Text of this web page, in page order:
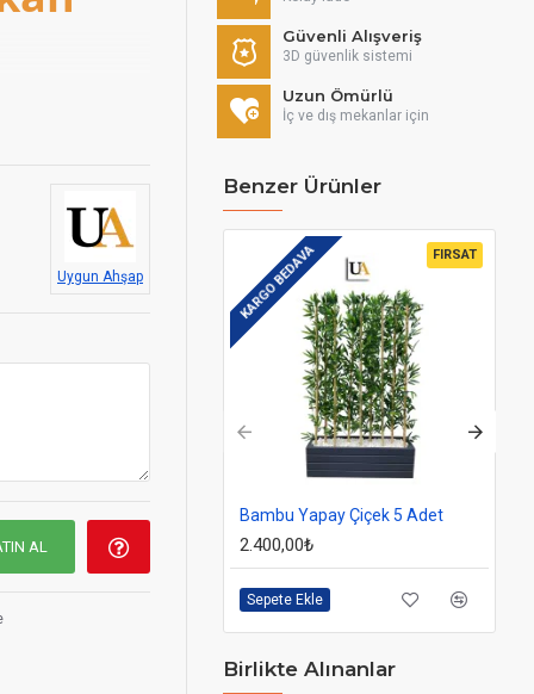
alma kararı
tavsiye ederiz.
Uygun Ahşap
AL
Güvenli Alışveriş
3D güvenlik sistemi
Uzun Ömürlü
İç ve dış mekanlar için
Benzer Ürünler
FIRSAT
KARGO BEDAVA
Bambu Yapay Çiçek 5 Adet
2.400,00₺
Sepete Ekle
Birlikte Alınanlar